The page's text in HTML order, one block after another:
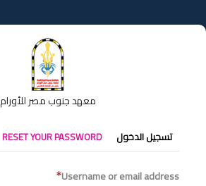
إلى
المحتوى
معهد جنوب مصر للأورام
التبويبات
الأساسية
تسجيل الدخول RESET YOUR PASSWORD
Username or email address